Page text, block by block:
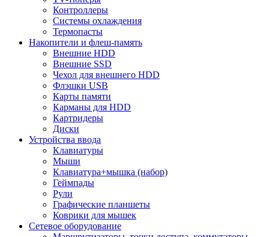
Контроллеры
Системы охлаждения
Термопасты
Накопители и флеш-память
Внешние HDD
Внешние SSD
Чехол для внешнего HDD
Флэшки USB
Карты памяти
Карманы для HDD
Картридеры
Диски
Устройства ввода
Клавиатуры
Мыши
Клавиатура+мышка (набор)
Геймпады
Рули
Графические планшеты
Коврики для мышек
Сетевое оборудование